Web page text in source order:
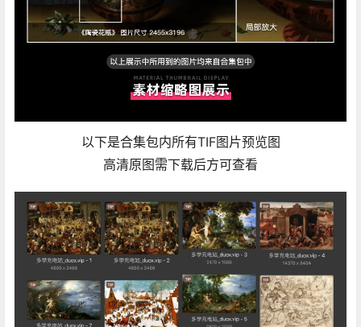
以下是合集包内所有TIF图片预览图
高清原图需下载后方可查看